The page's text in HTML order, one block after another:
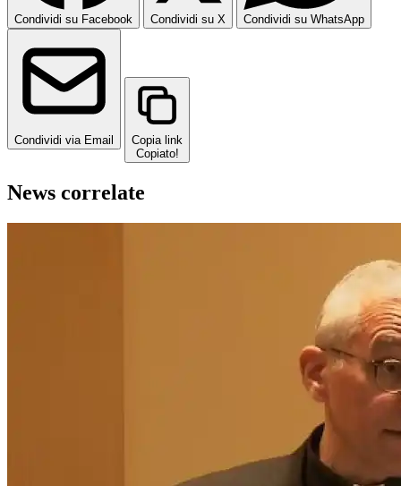
Condividi su Facebook Condividi su X Condividi su WhatsApp
Condividi via Email
Copia link
Copiato!
News correlate